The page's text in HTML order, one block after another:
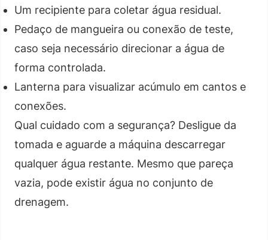
Um recipiente para coletar água residual.
Pedaço de mangueira ou conexão de teste,
caso seja necessário direcionar a água de
forma controlada.
Lanterna para visualizar acúmulo em cantos e
conexões.
Qual cuidado com a segurança? Desligue da
tomada e aguarde a máquina descarregar
qualquer água restante. Mesmo que pareça
vazia, pode existir água no conjunto de
drenagem.